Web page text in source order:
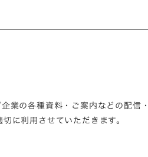
業の各種資料・ご案内などの配信・
に利用させていただきます。